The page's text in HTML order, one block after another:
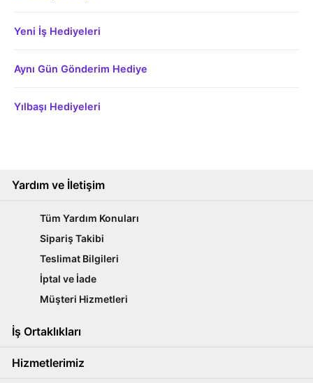
Yeni İş Hediyeleri
Aynı Gün Gönderim Hediye
Yılbaşı Hediyeleri
Yardım ve İletişim
Tüm Yardım Konuları
Sipariş Takibi
Teslimat Bilgileri
İptal ve İade
Müşteri Hizmetleri
İş Ortaklıkları
Hizmetlerimiz